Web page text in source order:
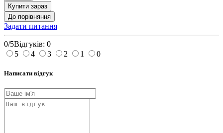
Купити зараз
До порівняння
Задати питання
0/5Відгуків: 0
5
4 3 2 1 0
Написати відгук